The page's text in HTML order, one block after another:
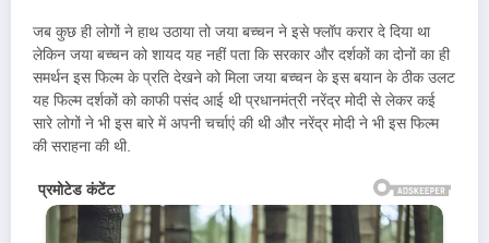
जब कुछ ही लोगों ने हाथ उठाया तो जया बच्चन ने इसे फ्लॉप करार दे दिया था
लेकिन जया बच्चन को शायद यह नहीं पता कि सरकार और दर्शकों का दोनों का ही
समर्थन इस फिल्म के प्रति देखने को मिला जया बच्चन के इस बयान के ठीक उलट
यह फिल्म दर्शकों को काफी पसंद आई थी प्रधानमंत्री नरेंद्र मोदी से लेकर कई
सारे लोगों ने भी इस बारे में अपनी चर्चाएं की थी और नरेंद्र मोदी ने भी इस फिल्म
की सराहना की थी.